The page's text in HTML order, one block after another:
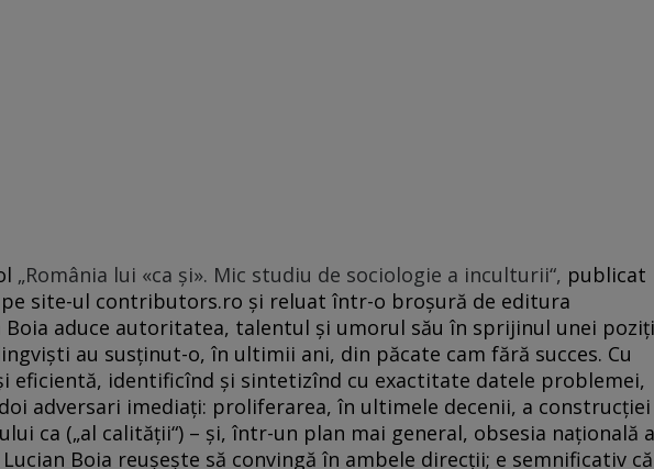
„România lui «ca şi». Mic studiu de sociologie a inculturii“, publicat
site-ul contributors.ro şi reluat într-o broşură de editura
Boia aduce autoritatea, talentul şi umorul său în sprijinul unei
au susţinut-o, în ultimii ani, din păcate cam fără succes. Cu
eficientă, identificînd şi sintetizînd cu exactitate datele problemei,
adversari imediaţi: proliferarea, în ultimele decenii, a construcţiei
ca („al calităţii“) – şi, într-un plan mai general, obsesia naţională a
Boia reuşeşte să convingă în ambele direcţii; e semnificativ că